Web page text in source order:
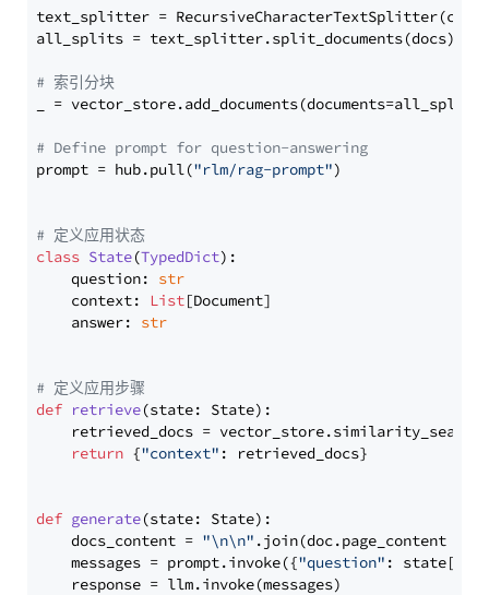
text_splitter =
all_splits = text_splitter.split_documents(docs)
# 索引分块
_ = vector_store.add_documents(documents=all_splits)
# Define prompt for question-answering
prompt = hub.pull("rlm/rag-prompt")
# 定义应用状态
class State(TypedDict):
    question:
str
    context:
List[Document]
    answer:
str
# 定义应用步骤
def retrieve(state: State):
retrieved_docs =
return {"context" : retrieved_docs}
def generate(state: State):
    docs_content =
"\n\n" .join(doc.page_content
    messages = prompt.invoke({
"question" : state[
    response = llm.invoke(messages)